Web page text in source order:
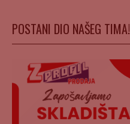
POSTANI DIO NAŠEG TIMA!